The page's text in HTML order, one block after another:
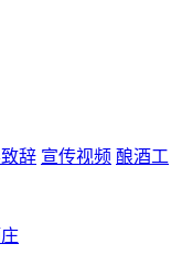
辞 宣传视频 酿酒工